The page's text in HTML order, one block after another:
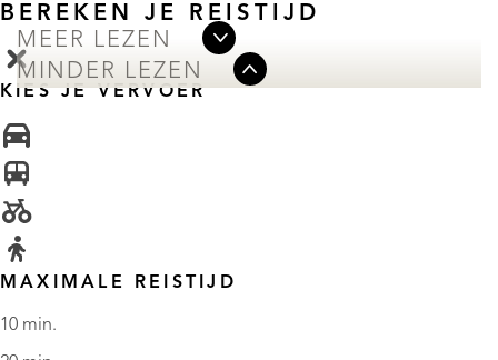
MEER LEZEN
MINDER LEZEN
BEREKEN JE REISTIJD
KIES JE VERVOER
MAXIMALE REISTIJD
10 min.